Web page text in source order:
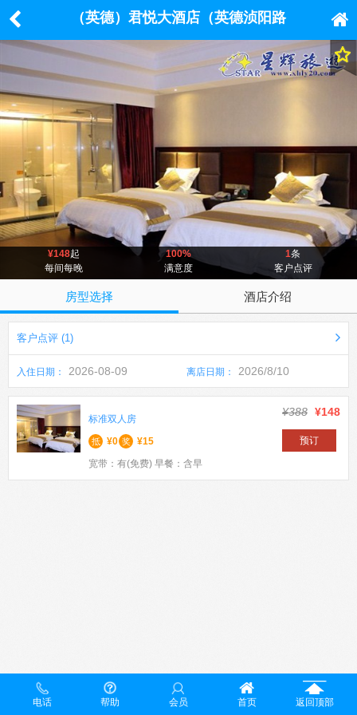
（英德）君悦大酒店（英德浈阳路
店）
¥148起
每间每晚
100%
满意度
1条
客户点评
房型选择 酒店介绍
客户点评 (1)
入住日期： 2026-08-09 离店日期： 2026/8/10
标准双人房
抵 ¥0 奖
¥15
宽带：有(免费) 早餐：含早
¥388 ¥148
预订
电话 帮助 会员 首页 返回顶部